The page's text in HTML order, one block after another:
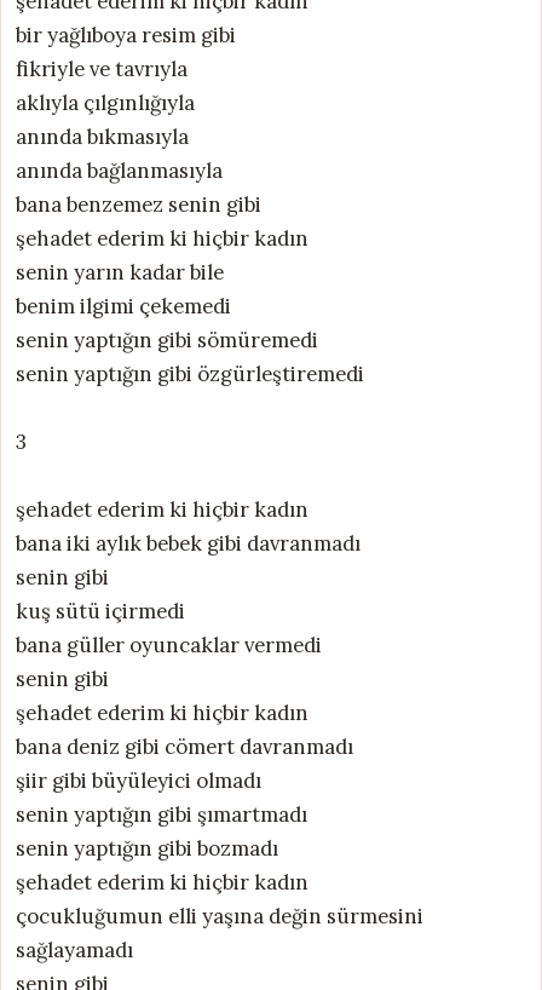
bir yağlıboya resim gibi
fikriyle ve tavrıyla
aklıyla çılgınlığıyla
anında bıkmasıyla
anında bağlanmasıyla
bana benzemez senin gibi
şehadet ederim ki hiçbir kadın
senin yarın kadar bile
benim ilgimi çekemedi
senin yaptığın gibi sömüremedi
senin yaptığın gibi özgürleştiremedi
3
şehadet ederim ki hiçbir kadın
bana iki aylık bebek gibi davranmadı
senin gibi
kuş sütü içirmedi
bana güller oyuncaklar vermedi
senin gibi
şehadet ederim ki hiçbir kadın
bana deniz gibi cömert davranmadı
şiir gibi büyüleyici olmadı
senin yaptığın gibi şımartmadı
senin yaptığın gibi bozmadı
şehadet ederim ki hiçbir kadın
çocukluğumun elli yaşına değin sürmesini
sağlayamadı
senin gibi